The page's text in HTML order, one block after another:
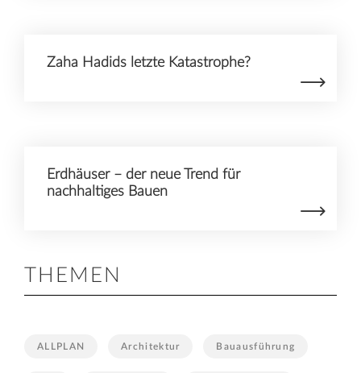
Zaha Hadids letzte Katastrophe?
Erdhäuser – der neue Trend für
nachhaltiges Bauen
THEMEN
ALLPLAN Architektur Bauausführung